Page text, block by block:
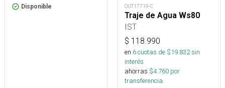
Disponible OUT17719-C
Traje de Agua Ws80
IST
$ 118.990
en 6cuotas de $19.832sin
interés
ahorras $4.760 por
transferencia.